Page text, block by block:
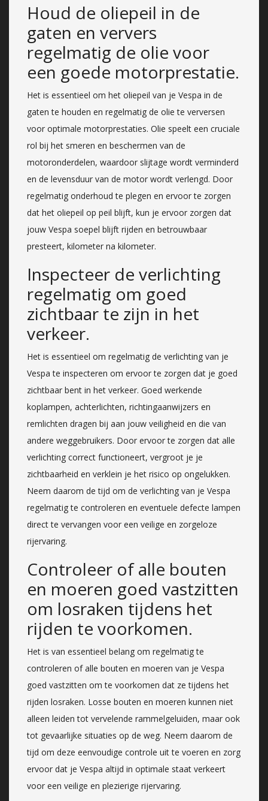
Houd de oliepeil in de
gaten en ververs
regelmatig de olie voor
een goede motorprestatie.
Het is essentieel om het oliepeil van je Vespa in de
gaten te houden en regelmatig de olie te verversen
voor optimale motorprestaties. Olie speelt een cruciale
rol bij het smeren en beschermen van de
motoronderdelen, waardoor slijtage wordt verminderd
en de levensduur van de motor wordt verlengd. Door
regelmatig onderhoud te plegen en ervoor te zorgen
dat het oliepeil op peil blijft, kun je ervoor zorgen dat
jouw Vespa soepel blijft rijden en betrouwbaar
presteert, kilometer na kilometer.
Inspecteer de verlichting
regelmatig om goed
zichtbaar te zijn in het
verkeer.
Het is essentieel om regelmatig de verlichting van je
Vespa te inspecteren om ervoor te zorgen dat je goed
zichtbaar bent in het verkeer. Goed werkende
koplampen, achterlichten, richtingaanwijzers en
remlichten dragen bij aan jouw veiligheid en die van
andere weggebruikers. Door ervoor te zorgen dat alle
verlichting correct functioneert, vergroot je je
zichtbaarheid en verklein je het risico op ongelukken.
Neem daarom de tijd om de verlichting van je Vespa
regelmatig te controleren en eventuele defecte lampen
direct te vervangen voor een veilige en zorgeloze
rijervaring.
Controleer of alle bouten
en moeren goed vastzitten
om losraken tijdens het
rijden te voorkomen.
Het is van essentieel belang om regelmatig te
controleren of alle bouten en moeren van je Vespa
goed vastzitten om te voorkomen dat ze tijdens het
rijden losraken. Losse bouten en moeren kunnen niet
alleen leiden tot vervelende rammelgeluiden, maar ook
tot gevaarlijke situaties op de weg. Neem daarom de
tijd om deze eenvoudige controle uit te voeren en zorg
ervoor dat je Vespa altijd in optimale staat verkeert
voor een veilige en plezierige rijervaring.